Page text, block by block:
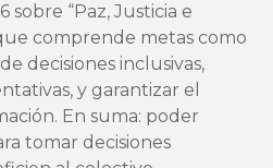
sobre “Paz, Justicia e
comprende metas como
decisiones inclusivas,
y garantizar el
En suma: poder
tomar decisiones